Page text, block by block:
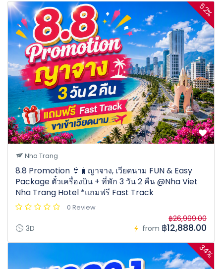
52%
Nha Trang
8.8 Promotion 👙🧳ญาจาง, เวียดนาม FUN & Easy
Package ตั๋วเครื่องบิน + ที่พัก 3 วัน 2 คืน @Nha Viet
Nha Trang Hotel *แถมฟรี Fast Track
0 Review
3D from
฿26,999.00
฿12,888.00
34%